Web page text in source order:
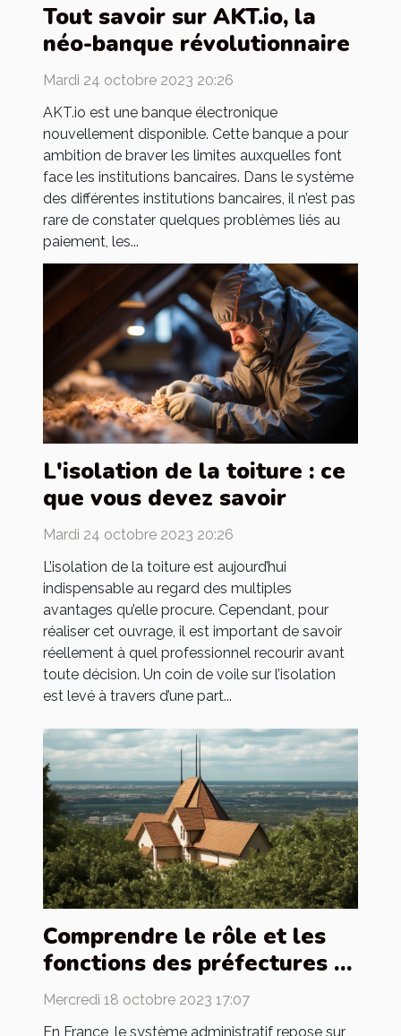
Tout savoir sur AKT.io, la
néo-banque révolutionnaire
Mardi 24 octobre 2023 20:26
AKT.io est une banque électronique
nouvellement disponible. Cette banque a pour
ambition de braver les limites auxquelles font
face les institutions bancaires. Dans le système
des différentes institutions bancaires, il n’est pas
rare de constater quelques problèmes liés au
paiement, les...
L'isolation de la toiture : ce
que vous devez savoir
Mardi 24 octobre 2023 20:26
L’isolation de la toiture est aujourd’hui
indispensable au regard des multiples
avantages qu’elle procure. Cependant, pour
réaliser cet ouvrage, il est important de savoir
réellement à quel professionnel recourir avant
toute décision. Un coin de voile sur l’isolation
est levé à travers d’une part...
Comprendre le rôle et les
fonctions des préfectures et
sous-préfectures en France
Mercredi 18 octobre 2023 17:07
En France, le système administratif repose sur